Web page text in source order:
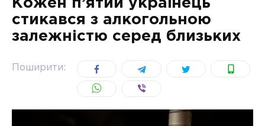
Кожен п’ятий українець
стикався з алкогольною
залежністю серед близьких
Поширити: